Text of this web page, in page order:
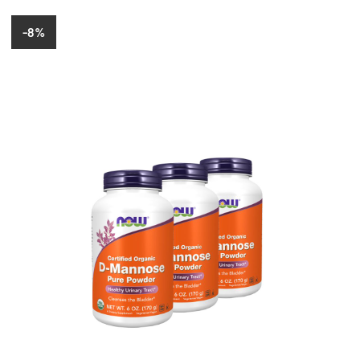
-8%